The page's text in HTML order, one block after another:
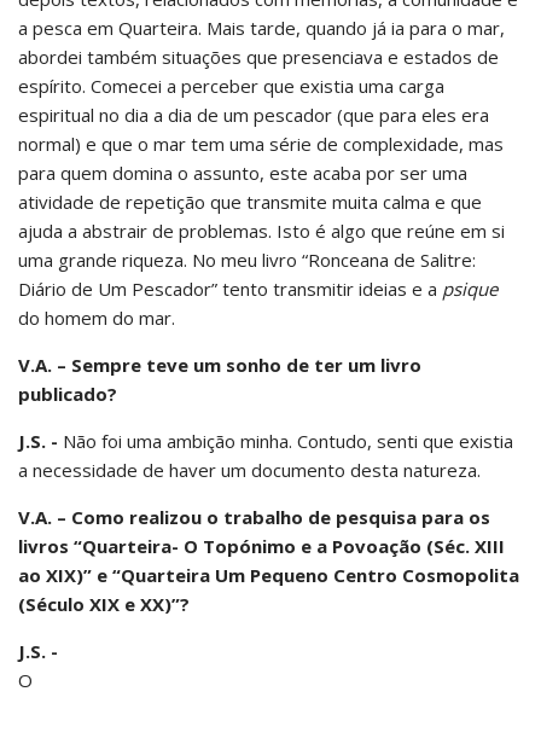
a pesca em Quarteira. Mais tarde, quando já ia para o mar,
abordei também situações que presenciava e estados de
espírito. Comecei a perceber que existia uma carga
espiritual no dia a dia de um pescador (que para eles era
normal) e que o mar tem uma série de complexidade, mas
para quem domina o assunto, este acaba por ser uma
atividade de repetição que transmite muita calma e que
ajuda a abstrair de problemas. Isto é algo que reúne em si
uma grande riqueza. No meu livro “Ronceana de Salitre:
Diário de Um Pescador” tento transmitir ideias e a psique
do homem do mar.
V.A. – Sempre teve um sonho de ter um livro
publicado?
J.S. - Não foi uma ambição minha. Contudo, senti que existia
a necessidade de haver um documento desta natureza.
V.A. – Como realizou o trabalho de pesquisa para os
livros “Quarteira- O Topónimo e a Povoação (Séc. XIII
ao XIX)” e “Quarteira Um Pequeno Centro Cosmopolita
(Século XIX e XX)”?
J.S. -
O